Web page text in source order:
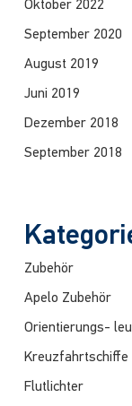
Oktober 2022
September 2020
August 2019
Juni 2019
Dezember 2018
September 2018
Zubehör
Apelo Zubehör
Orientierungs-
Kreuzfahrtschiffe
Flutlichter